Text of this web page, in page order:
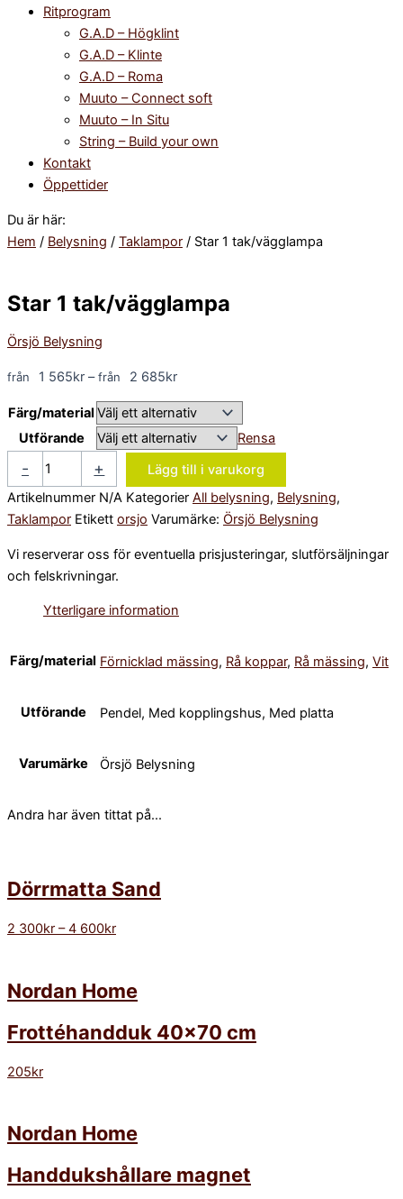
Ritprogram
G.A.D – Högklint
G.A.D – Klinte
G.A.D – Roma
Muuto – Connect soft
Muuto – In Situ
String – Build your own
Kontakt
Öppettider
Du är här:
Hem / Belysning / Taklampor / Star 1 tak/vägglampa
Star 1 tak/vägglampa
Örsjö Belysning
1 565kr – 2 685kr
Färg/material
Utförande
Rensa
- +
Lägg till i varukorg
Artikelnummer N/A Kategorier All belysning, Belysning,
Taklampor Etikett orsjo Varumärke: Örsjö Belysning
Vi reserverar oss för eventuella prisjusteringar, slutförsäljningar
och felskrivningar.
Ytterligare information
Färg/material Förnicklad mässing, Rå koppar, Rå mässing, Vit
Utförande Pendel, Med kopplingshus, Med platta
Varumärke Örsjö Belysning
Andra har även tittat på...
Dörrmatta Sand
2 300kr – 4 600kr
Nordan Home
Frottéhandduk 40×70 cm
205kr
Nordan Home
Handdukshållare magnet